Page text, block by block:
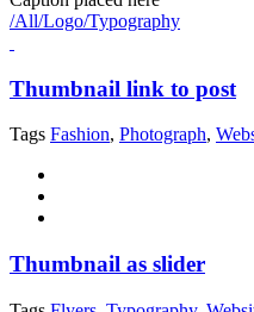
/All/Logo/Typography
Thumbnail link to post
Tags Fashion, Photograph,
Thumbnail as slider